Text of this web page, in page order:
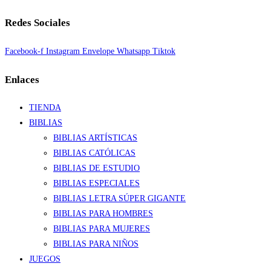
Redes Sociales
Facebook-f Instagram Envelope Whatsapp Tiktok
Enlaces
TIENDA
BIBLIAS
BIBLIAS ARTÍSTICAS
BIBLIAS CATÓLICAS
BIBLIAS DE ESTUDIO
BIBLIAS ESPECIALES
BIBLIAS LETRA SÚPER GIGANTE
BIBLIAS PARA HOMBRES
BIBLIAS PARA MUJERES
BIBLIAS PARA NIÑOS
JUEGOS